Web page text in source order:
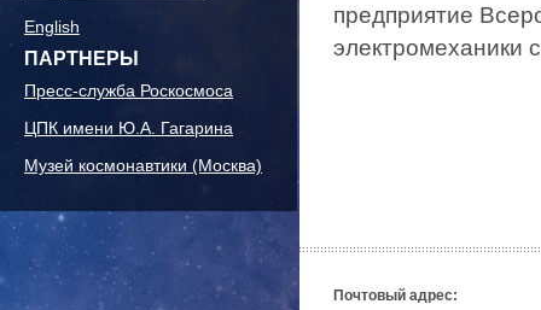
English
ПАРТНЕРЫ
Пресс-служба Роскосмоса
ЦПК имени Ю.А. Гагарина
Музей космонавтики (Москва)
предприятие
электромеханики
Почтовый адрес: